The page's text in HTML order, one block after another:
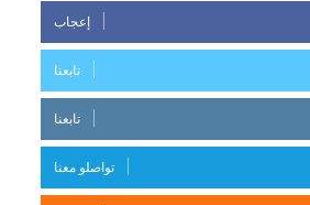
إعجاب
تابعنا
تابعنا
تواصلو معنا